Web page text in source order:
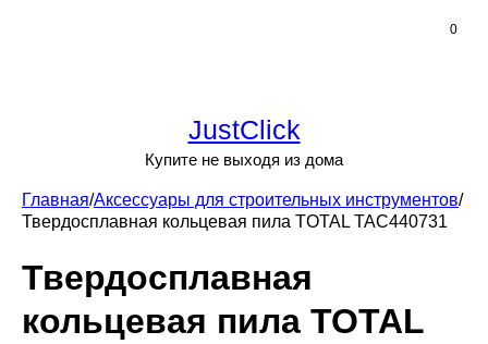
JustClick
Купите не выходя из дома
0
Главная/Аксессуары для строительных инструментов/
Твердосплавная кольцевая пила TOTAL TAC440731
Твердосплавная
кольцевая пила TOTAL